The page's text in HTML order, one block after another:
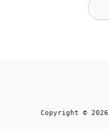
Copyright © 2026